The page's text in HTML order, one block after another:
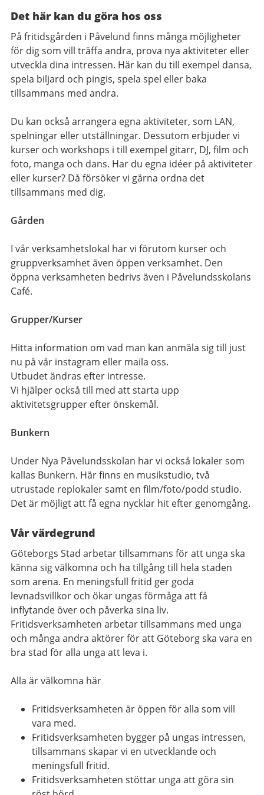
Det här kan du göra hos oss
På fritidsgården i Påvelund finns många möjligheter
för dig som vill träffa andra, prova nya aktiviteter eller
utveckla dina intressen. Här kan du till exempel dansa,
spela biljard och pingis, spela spel eller baka
tillsammans med andra.
Du kan också arrangera egna aktiviteter, som LAN,
spelningar eller utställningar. Dessutom erbjuder vi
kurser och workshops i till exempel gitarr, DJ, film och
foto, manga och dans. Har du egna idéer på aktiviteter
eller kurser? Då försöker vi gärna ordna det
tillsammans med dig.
Gården
I vår verksamhetslokal har vi förutom kurser och
gruppverksamhet även öppen verksamhet. Den
öppna verksamheten bedrivs även i Påvelundsskolans
Café.
Grupper/Kurser
Hitta information om vad man kan anmäla sig till just
nu på vår instagram eller maila oss.
Utbudet ändras efter intresse.
Vi hjälper också till med att starta upp
aktivitetsgrupper efter önskemål.
Bunkern
Under Nya Påvelundsskolan har vi också lokaler som
kallas Bunkern. Här finns en musikstudio, två
utrustade replokaler samt en film/foto/podd studio.
Det är möjligt att få egna nycklar hit efter genomgång.
Vår värdegrund
Göteborgs Stad arbetar tillsammans för att unga ska
känna sig välkomna och ha tillgång till hela staden
som arena. En meningsfull fritid ger goda
levnadsvillkor och ökar ungas förmåga att få
inflytande över och påverka sina liv.
Fritidsverksamheten arbetar tillsammans med unga
och många andra aktörer för att Göteborg ska vara en
bra stad för alla unga att leva i.
Alla är välkomna här
Fritidsverksamheten är öppen för alla som vill
vara med.
Fritidsverksamheten bygger på ungas intressen,
tillsammans skapar vi en utvecklande och
meningsfull fritid.
Fritidsverksamheten stöttar unga att göra sin